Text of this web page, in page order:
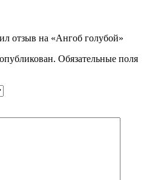
отзыв на «Ангоб голубой»
Обязательные поля